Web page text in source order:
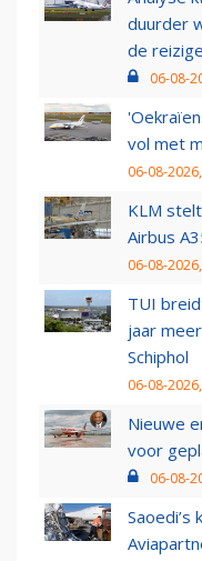
duurder
de
06-08-
vol met
06-08-
KLM
Airbus
06-08-
TUI
jaar
Schiphol
06-08-
Nieuwe
voor
06-08-
Saoedi’s